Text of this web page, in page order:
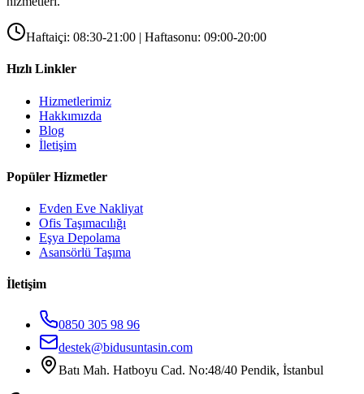
Haftaiçi: 08:30-21:00 | Haftasonu: 09:00-20:00
Hızlı Linkler
Hizmetlerimiz
Hakkımızda
Blog
İletişim
Popüler Hizmetler
Evden Eve Nakliyat
Ofis Taşımacılığı
Eşya Depolama
Asansörlü Taşıma
İletişim
0850 305 98 96
destek@bidusuntasin.com
Batı Mah. Hatboyu Cad. No:48/40 Pendik, İstanbul